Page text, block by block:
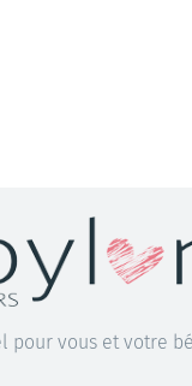
pour vous et votre